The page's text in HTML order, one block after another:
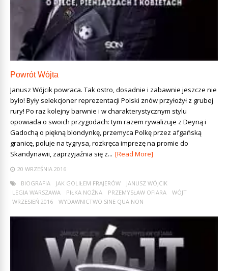
Powrót Wójta
Janusz Wójcik powraca. Tak ostro, dosadnie i zabawnie jeszcze nie
było! Były selekcjoner reprezentacji Polski znów przyłożył z grubej
rury! Po raz kolejny barwnie i w charakterystycznym stylu
opowiada o swoich przygodach: tym razem rywalizuje z Deyną i
Gadochą o piękną blondynkę, przemyca Polkę przez afgańską
granicę, poluje na tygrysa, rozkręca imprezę na promie do
Skandynawii, zaprzyjaźnia się z... [Read More]
20 WRZEŚNIA 2016
BIOGRAFIA
JAK GOLIŁEM FRAJERÓW
JANUSZ WÓJCIK
LEGIA WARSZAWA
PIŁKA NOŻNA PRZEMYSŁAW OFIARA
WÓJT
WRZESIEŃ 2016
WYDAWNICTWO SINE QUA NON